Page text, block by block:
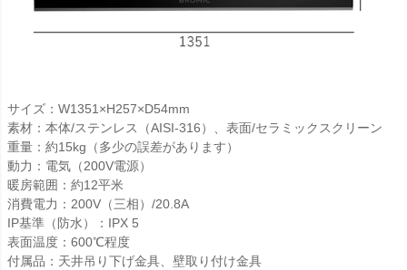
サイズ：W1351×H257×D54mm
素材：本体/ステンレス（AISI-316）、表面/セラミックスクリーン
重量：約15kg（多少の誤差があります）
動力：電気（200V電源）
暖房範囲：約12平米
消費電力：200V（三相）/20.8A
IP基準（防水）：IPX 5
表面温度：600℃程度
付属品：天井吊り下げ金具、壁取り付け金具